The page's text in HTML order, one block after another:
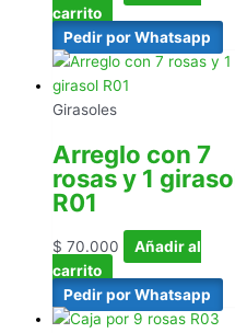
carrito
Pedir por Whatsapp
Girasoles
Arreglo con 7
rosas y 1
R01
$ 70.000
Añadir al
carrito
Pedir por Whatsapp